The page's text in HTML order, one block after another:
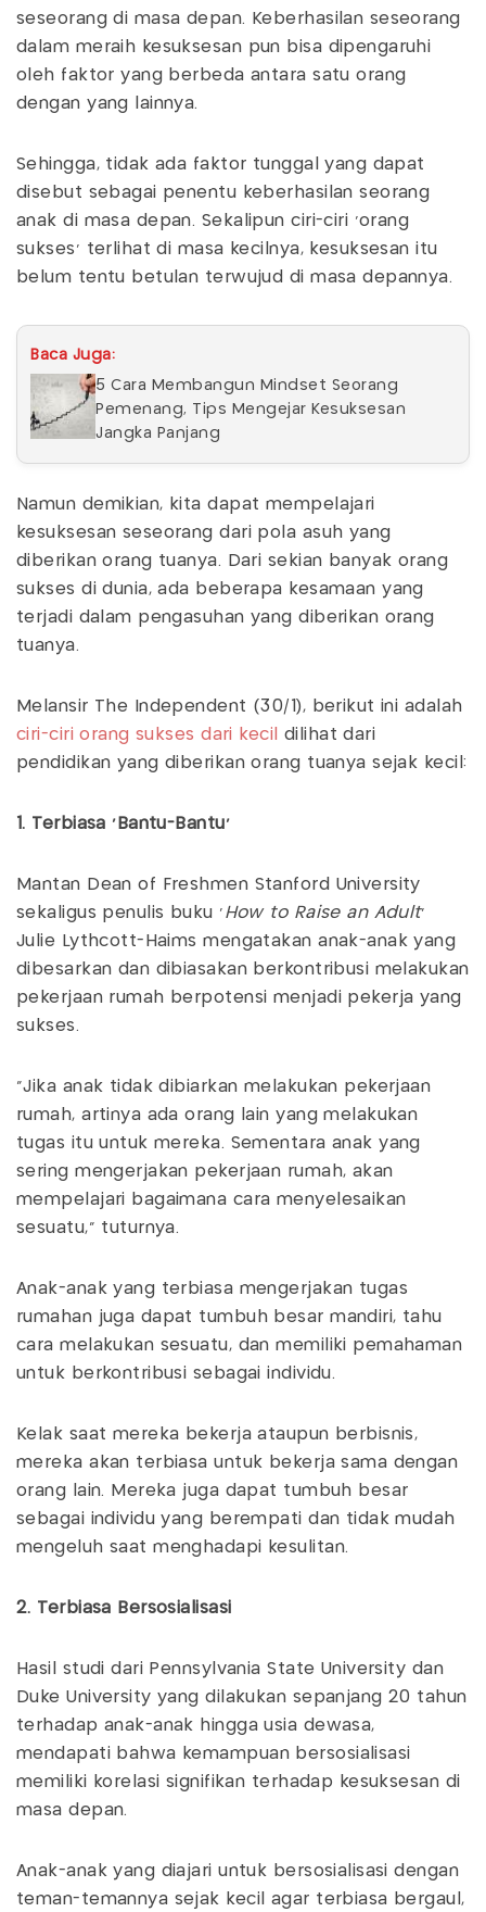
seseorang di masa depan. Keberhasilan seseorang
dalam meraih kesuksesan pun bisa dipengaruhi
oleh faktor yang berbeda antara satu orang
dengan yang lainnya.
Sehingga, tidak ada faktor tunggal yang dapat
disebut sebagai penentu keberhasilan seorang
anak di masa depan. Sekalipun ciri-ciri ‘orang
sukses’ terlihat di masa kecilnya, kesuksesan itu
belum tentu betulan terwujud di masa depannya.
Baca Juga:
5 Cara Membangun Mindset Seorang
Pemenang, Tips Mengejar Kesuksesan
Jangka Panjang
Namun demikian, kita dapat mempelajari
kesuksesan seseorang dari pola asuh yang
diberikan orang tuanya. Dari sekian banyak orang
sukses di dunia, ada beberapa kesamaan yang
terjadi dalam pengasuhan yang diberikan orang
tuanya.
Melansir The Independent (30/1), berikut ini adalah
ciri-ciri orang sukses dari kecil
dilihat dari
pendidikan yang diberikan orang tuanya sejak kecil:
1. Terbiasa ‘Bantu-Bantu’
Mantan Dean of Freshmen Stanford University
sekaligus penulis buku ‘ How to Raise an Adult’
Julie Lythcott-Haims mengatakan anak-anak yang
dibesarkan dan dibiasakan berkontribusi melakukan
pekerjaan rumah berpotensi menjadi pekerja yang
sukses.
“Jika anak tidak dibiarkan melakukan pekerjaan
rumah, artinya ada orang lain yang melakukan
tugas itu untuk mereka. Sementara anak yang
sering mengerjakan pekerjaan rumah, akan
mempelajari bagaimana cara menyelesaikan
sesuatu,” tuturnya.
Anak-anak yang terbiasa mengerjakan tugas
rumahan juga dapat tumbuh besar mandiri, tahu
cara melakukan sesuatu, dan memiliki pemahaman
untuk berkontribusi sebagai individu.
Kelak saat mereka bekerja ataupun berbisnis,
mereka akan terbiasa untuk bekerja sama dengan
orang lain. Mereka juga dapat tumbuh besar
sebagai individu yang berempati dan tidak mudah
mengeluh saat menghadapi kesulitan.
2. Terbiasa Bersosialisasi
Hasil studi dari Pennsylvania State University dan
Duke University yang dilakukan sepanjang 20 tahun
terhadap anak-anak hingga usia dewasa,
mendapati bahwa kemampuan bersosialisasi
memiliki korelasi signifikan terhadap kesuksesan di
masa depan.
Anak-anak yang diajari untuk bersosialisasi dengan
teman-temannya sejak kecil agar terbiasa bergaul,